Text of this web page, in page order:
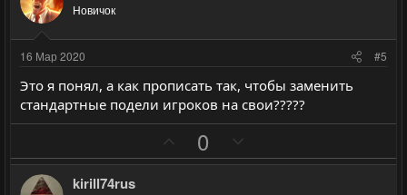
т
в
н
ы
г
т
в
н
ы
г
Новичок
16 Мар 2020 #5
Это я понял, а как прописать так, чтобы заменить
стандартные подели игроков на свои?????
о
0
е
kirill74rus